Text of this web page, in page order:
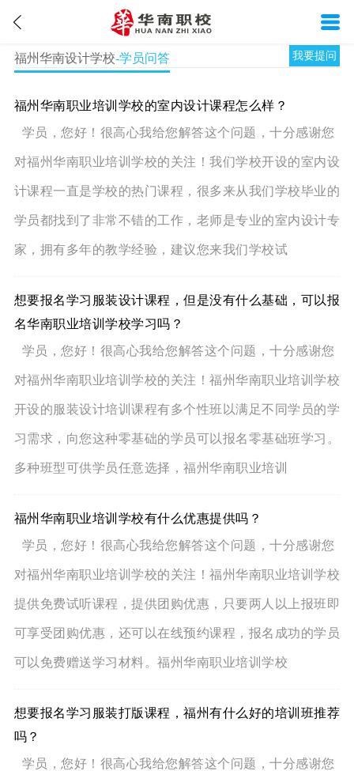
福州华南设计学校-学员问答 我要提问
福州华南职业培训学校的室内设计课程怎么样？
学员，您好！很高心我给您解答这个问题，十分感谢您
对福州华南职业培训学校的关注！我们学校开设的室内设
计课程一直是学校的热门课程，很多来从我们学校毕业的
学员都找到了非常不错的工作，老师是专业的室内设计专
家，拥有多年的教学经验，建议您来我们学校试
想要报名学习服装设计课程，但是没有什么基础，可以报
名华南职业培训学校学习吗？
学员，您好！很高心我给您解答这个问题，十分感谢您
对福州华南职业培训学校的关注！福州华南职业培训学校
开设的服装设计培训课程有多个性班以满足不同学员的学
习需求，向您这种零基础的学员可以报名零基础班学习。
多种班型可供学员任意选择，福州华南职业培训
福州华南职业培训学校有什么优惠提供吗？
学员，您好！很高心我给您解答这个问题，十分感谢您
对福州华南职业培训学校的关注！福州华南职业培训学校
提供免费试听课程，提供团购优惠，只要两人以上报班即
可享受团购优惠，还可以在线预约课程，报名成功的学员
可以免费赠送学习材料。福州华南职业培训学校
想要报名学习服装打版课程，福州有什么好的培训班推荐
吗？
学员，您好！很高心我给您解答这个问题，十分感谢您